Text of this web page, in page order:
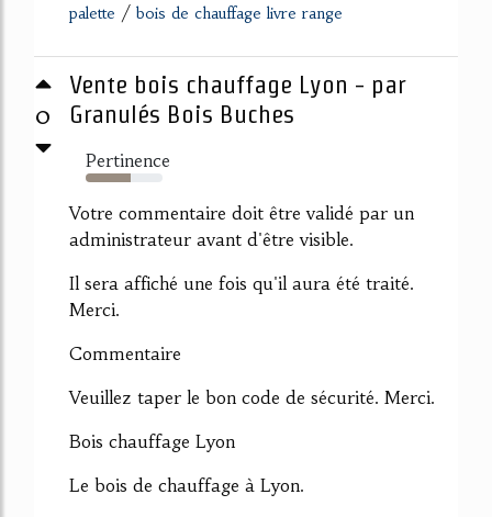
palette / bois de chauffage livre range
0
Vente bois chauffage Lyon - par
Granulés Bois Buches
Pertinence
58%
Votre commentaire doit être validé par un
administrateur avant d'être visible.
Il sera affiché une fois qu'il aura été traité.
Merci.
Commentaire
Veuillez taper le bon code de sécurité. Merci.
Bois chauffage Lyon
Le bois de chauffage à Lyon.